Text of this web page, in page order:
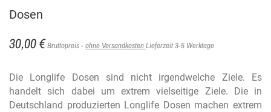
Dosen
30,00 €Bruttopreis ohne VersandkostenLieferzeit 3-5 Werktage
Die Longlife Dosen sind nicht irgendwelche Ziele. Es
handelt sich dabei um extrem vielseitige Ziele. Die in
Deutschland produzierten Longlife Dosen machen extrem